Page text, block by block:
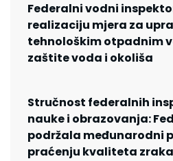
Federalni vodni
realizaciju mjera za
tehnološkim otpadnim
zaštite voda i okoliša
Stručnost federalnih
nauke i obrazovanja:
podržala međunarodni
praćenju kvaliteta zraka